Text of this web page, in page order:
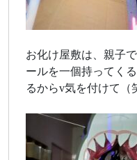
お化け屋敷は、親子
ールを一個持ってく
るからv気を付けて（